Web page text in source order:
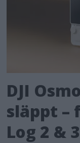
DJI
släppt –
Log 2 &